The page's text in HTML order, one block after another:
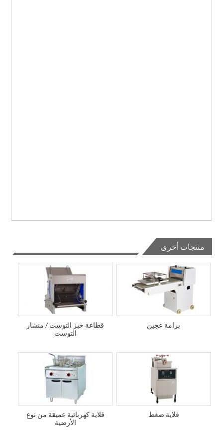
منتجات أخرى
برامة عجين
قطاعة خبز التوست / منشار
التوست
قلاية ضغط
قلاية كهربائية عميقة من نوع
الأرضية